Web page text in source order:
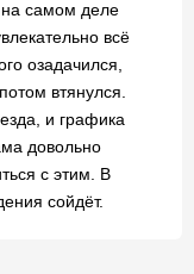
самом деле
всё
озадачился,
втянулся.
и графика
довольно
с этим. В
сойдёт.